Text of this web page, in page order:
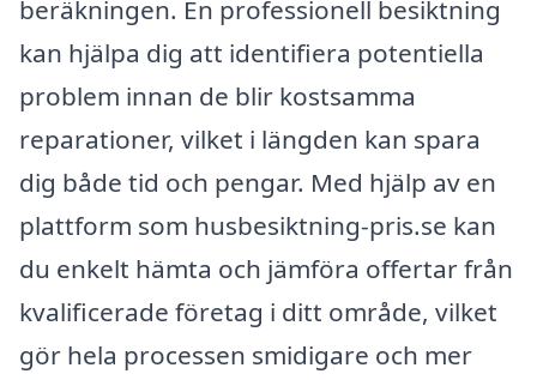
beräkningen. En professionell besiktning
kan hjälpa dig att identifiera potentiella
problem innan de blir kostsamma
reparationer, vilket i längden kan spara
dig både tid och pengar. Med hjälp av en
plattform som husbesiktning-pris.se kan
du enkelt hämta och jämföra offertar från
kvalificerade företag i ditt område, vilket
gör hela processen smidigare och mer